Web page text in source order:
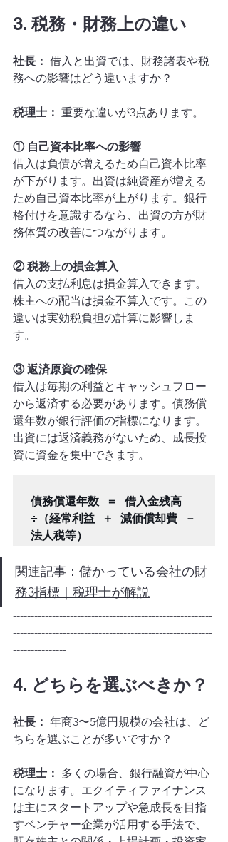
3. 税務・財務上の違い
社長： 借入と出資では、財務諸表や税
務への影響はどう違いますか？
税理士： 重要な違いが3点あります。
① 自己資本比率への影響
借入は負債が増えるため自己資本比率
が下がります。出資は純資産が増える
ため自己資本比率が上がります。銀行
格付けを意識するなら、出資の方が財
務体質の改善につながります。
② 税務上の損金算入
借入の支払利息は損金算入できます。
株主への配当は損金不算入です。この
違いは実効税負担の計算に影響しま
す。
③ 返済原資の確保
借入は毎期の利益とキャッシュフロー
から返済する必要があります。債務償
還年数が銀行評価の指標になります。
出資には返済義務がないため、成長投
資に資金を集中できます。
債務償還年数 ＝ 借入金残高
÷（経常利益 ＋ 減価償却費 －
関連記事： 儲かっている会社の財
務3指標｜税理士が解説
--------------------------------------------------------
--------------------------------------------------------
---------------
4. どちらを選ぶべきか？
社長： 年商3〜5億円規模の会社は、ど
ちらを選ぶことが多いですか？
税理士： 多くの場合、銀行融資が中心
になります。エクイティファイナンス
は主にスタートアップや急成長を目指
すベンチャー企業が活用する手法で、